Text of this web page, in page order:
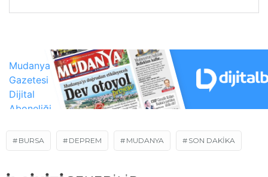
BURSA DEPREM MUDANYA SON DAKIKA